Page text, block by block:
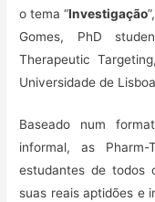
o tema “Investigação
Gomes, PhD
Therapeutic
Universidade de
Baseado num
informal, as
estudantes de todos
suas reais aptidões e